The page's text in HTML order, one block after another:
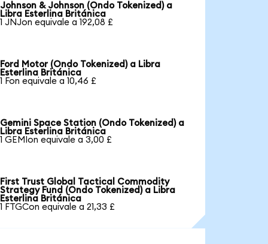
Johnson & Johnson (Ondo Tokenized) a
Libra Esterlina Británica
1 JNJon equivale a 192,08 £
Ford Motor (Ondo Tokenized) a Libra
Esterlina Británica
1 Fon equivale a 10,46 £
Gemini Space Station (Ondo Tokenized) a
Libra Esterlina Británica
1 GEMIon equivale a 3,00 £
First Trust Global Tactical Commodity
Strategy Fund (Ondo Tokenized) a Libra
Esterlina Británica
1 FTGCon equivale a 21,33 £